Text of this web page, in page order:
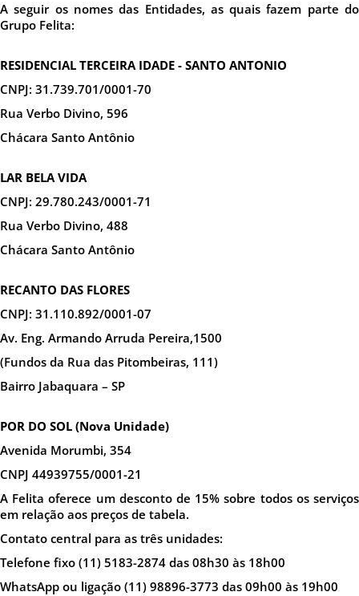
A seguir os nomes das Entidades, as quais fazem parte do
Grupo Felita:
RESIDENCIAL TERCEIRA IDADE - SANTO ANTONIO
CNPJ: 31.739.701/0001-70
Rua Verbo Divino, 596
Chácara Santo Antônio
LAR BELA VIDA
CNPJ: 29.780.243/0001-71
Rua Verbo Divino, 488
Chácara Santo Antônio
RECANTO DAS FLORES
CNPJ: 31.110.892/0001-07
Av. Eng. Armando Arruda Pereira,1500
(Fundos da Rua das Pitombeiras, 111)
Bairro Jabaquara – SP
POR DO SOL (Nova Unidade)
Avenida Morumbi, 354
CNPJ 44939755/0001-21
A Felita oferece um desconto de 15% sobre todos os serviços
em relação aos preços de tabela.
Contato central para as três unidades:
Telefone fixo (11) 5183-2874 das 08h30 às 18h00
WhatsApp ou ligação (11) 98896-3773 das 09h00 às 19h00